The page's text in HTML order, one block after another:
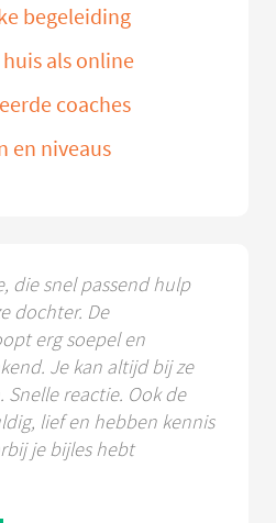
begeleiding
als online
coaches
en niveaus
die snel passend hulp
dochter. De
erg soepel en
Je kan altijd bij ze
reactie. Ook de
lief en hebben kennis
je bijles hebt